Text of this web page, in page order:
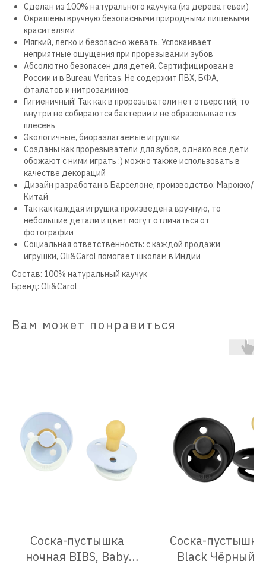
Сделан из 100% натурального каучука (из дерева гевеи)
Окрашены вручную безопасными природными пищевыми
красителями
Мягкий, легко и безопасно жевать. Успокаивает
неприятные ощущения при прорезывании зубов
Абсолютно безопасен для детей. Сертифицирован в
России и в Bureau Veritas. Не содержит ПВХ, БФА,
фталатов и нитрозаминов
Гигиеничный! Так как в прорезыватели нет отверстий, то
внутри не собираются бактерии и не образовывается
плесень
Экологичные, биоразлагаемые игрушки
Созданы как прорезыватели для зубов, однако все дети
обожают с ними играть :) можно также использовать в
качестве декораций
Дизайн разработан в Барселоне, производство: Марокко/
Китай
Так как каждая игрушка произведена вручную, то
небольшие детали и цвет могут отличаться от
фотографии
Социальная ответственность: с каждой продажи
игрушки, Oli&Carol помогает школам в Индии
Состав: 100% натуральный каучук
Бренд: Oli&Carol
Вам может понравиться
Соска-пустышка
ночная BIBS, Baby
Соска-пустышка
Black Чёрный,